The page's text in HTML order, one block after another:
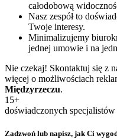
całodobową
Nasz zespół to
Twoje interesy.
Minimalizujemy
jednej umowie i na
Nie czekaj! Skontaktuj się z
więcej o możliwościach
Międzyrzeczu.
15+
doświadczonych specjalistów
Zadzwoń lub napisz, jak Ci